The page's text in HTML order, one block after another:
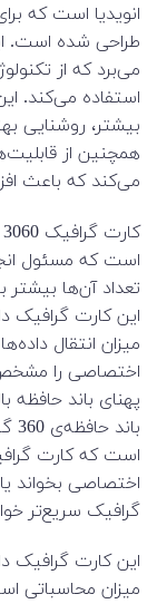
انویدیا است که
می‌برد که از
استفاده می‌کند.
بیشتر، روشنایی
می‌کند که باعث
است که مسئول
تعداد آن‌ها بیشتر
میزان انتقال
اختصاصی را
پهنای باند حافظه
است که کارت
اختصاصی بخواند
گرافیک سریع‌تر
میزان محاسباتی